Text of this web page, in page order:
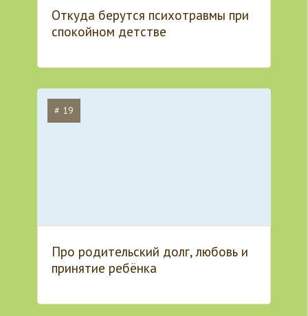
Откуда берутся психотравмы при
спокойном детстве
# 19
Про родительский долг, любовь и
принятие ребёнка